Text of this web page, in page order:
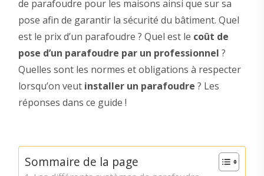
de parafoudre pour les maisons ainsi que sur sa
pose afin de garantir la sécurité du bâtiment. Quel
est le prix d’un parafoudre ? Quel est le coût de
pose d’un parafoudre par un professionnel ?
Quelles sont les normes et obligations à respecter
lorsqu’on veut installer un parafoudre ? Les
réponses dans ce guide !
Sommaire de la page